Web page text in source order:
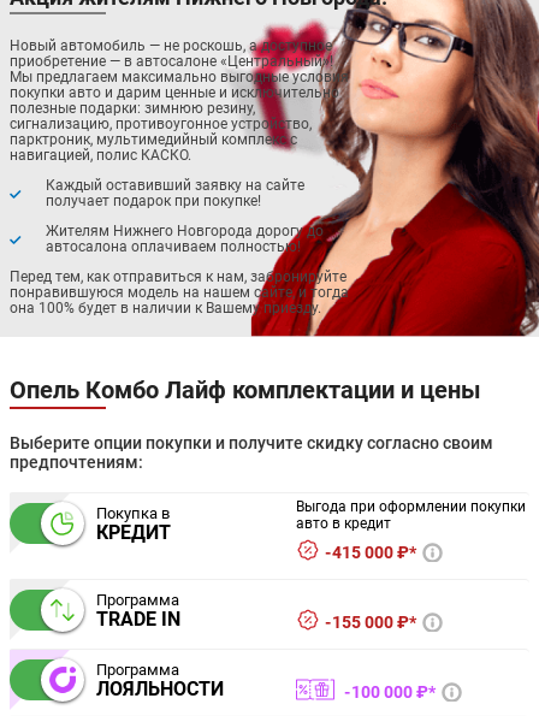
Новый автомобиль — не роскошь, а доступное
приобретение — в автосалоне «Центральный»!
Мы предлагаем максимально выгодные условия
покупки авто и дарим ценные и исключительно
полезные подарки: зимнюю резину,
сигнализацию, противоугонное устройство,
парктроник, мультимедийный комплекс с
навигацией, полис КАСКО.
Каждый оставивший заявку на сайте
получает подарок при покупке!
Жителям Нижнего Новгорода дорогу до
автосалона оплачиваем полностью!
Перед тем, как отправиться к нам, забронируйте
понравившуюся модель на нашем сайте, и тогда
она 100% будет в наличии к Вашему приезду.
Опель Комбо Лайф комплектации и цены
Выберите опции покупки и получите скидку согласно своим
предпочтениям:
Покупка в
КРЕДИТ
Выгода при оформлении покупки
авто в кредит
415 000 ₽*
Программа
TRADE IN 155 000 ₽*
Программа
ЛОЯЛЬНОСТИ 100 000 ₽*